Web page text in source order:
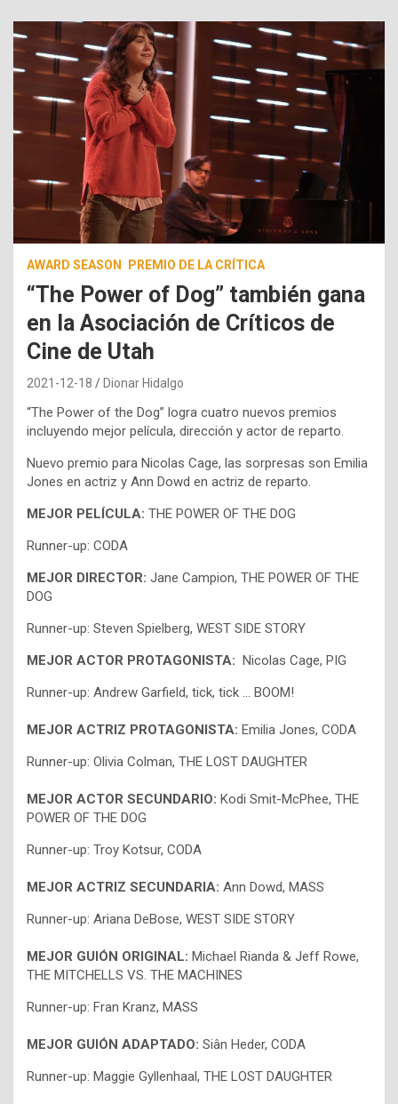
AWARD SEASON PREMIO DE LA CRÍTICA
“The Power of Dog” también gana
en la Asociación de Críticos de
Cine de Utah
2021-12-18 Dionar Hidalgo
“The Power of the Dog” logra cuatro nuevos premios
incluyendo mejor película, dirección y actor de reparto.
Nuevo premio para Nicolas Cage, las sorpresas son Emilia
Jones en actriz y Ann Dowd en actriz de reparto.
MEJOR PELÍCULA: THE POWER OF THE DOG
Runner-up: CODA
MEJOR DIRECTOR: Jane Campion, THE POWER OF THE
DOG
Runner-up: Steven Spielberg, WEST SIDE STORY
MEJOR ACTOR PROTAGONISTA: Nicolas Cage, PIG
Runner-up: Andrew Garfield, tick, tick … BOOM!
MEJOR ACTRIZ PROTAGONISTA: Emilia Jones, CODA
Runner-up: Olivia Colman, THE LOST DAUGHTER
MEJOR ACTOR SECUNDARIO: Kodi Smit-McPhee, THE
POWER OF THE DOG
Runner-up: Troy Kotsur, CODA
MEJOR ACTRIZ SECUNDARIA: Ann Dowd, MASS
Runner-up: Ariana DeBose, WEST SIDE STORY
MEJOR GUIÓN ORIGINAL: Michael Rianda & Jeff Rowe,
THE MITCHELLS VS. THE MACHINES
Runner-up: Fran Kranz, MASS
MEJOR GUIÓN ADAPTADO: Siân Heder, CODA
Runner-up: Maggie Gyllenhaal, THE LOST DAUGHTER